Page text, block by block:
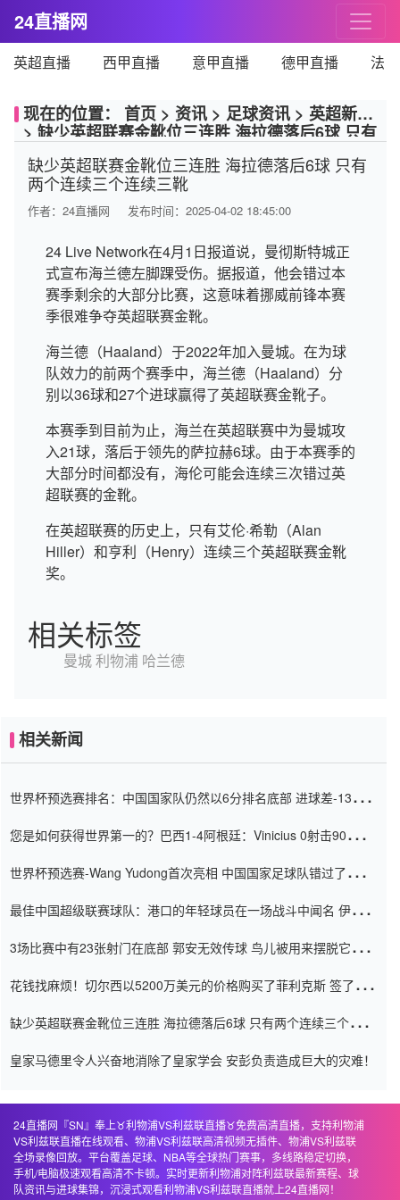
24直播网
英超直播 西甲直播 意甲直播 德甲直播 法
现在的位置： 首页 > 资讯 > 足球资讯 > 英超新闻
> 缺少英超联赛金靴位三连胜 海拉德落后6球 只有
缺少英超联赛金靴位三连胜 海拉德落后6球 只有
两个连续三个连续三靴
作者： 24直播网 发布时间：2025-04-02 18:45:00
24 Live Network在4月1日报道说，曼彻斯特城正
式宣布海兰德左脚踝受伤。据报道，他会错过本
赛季剩余的大部分比赛，这意味着挪威前锋本赛
季很难争夺英超联赛金靴。
海兰德（Haaland）于2022年加入曼城。在为球
队效力的前两个赛季中，海兰德（Haaland）分
别以36球和27个进球赢得了英超联赛金靴子。
本赛季到目前为止，海兰在英超联赛中为曼城攻
入21球，落后于领先的萨拉赫6球。由于本赛季的
大部分时间都没有，海伦可能会连续三次错过英
超联赛的金靴。
在英超联赛的历史上，只有艾伦·希勒（Alan
Hiller）和亨利（Henry）连续三个英超联赛金靴
奖。
相关标签
曼城利物浦 哈兰德
相关新闻
世界杯预选赛排名：中国国家队仍然以6分排名底部 进球差-13令人
您是如何获得世界第一的？巴西1-4阿根廷：Vinicius 0射击90分钟
世界杯预选赛-Wang Yudong首次亮相 中国国家足球队错过了世界
最佳中国超级联赛球队：港口的年轻球员在一场战斗中闻名 伊万放
3场比赛中有23张射门在底部 郭安无效传球 鸟儿被用来摆脱它
花钱找麻烦！切尔西以5200万美元的价格购买了菲利克斯 签了7年
缺少英超联赛金靴位三连胜 海拉德落后6球 只有两个连续三个连续
皇家马德里令人兴奋地消除了皇家学会 安彭负责造成巨大的灾难！
24直播网『SN』奉上♉️利物浦VS利兹联直播♉️免费高清直播，支持利物浦
VS利兹联直播在线观看、物浦VS利兹联高清视频无插件、物浦VS利兹联
全场录像回放。平台覆盖足球、NBA等全球热门赛事，多线路稳定切换，
手机/电脑极速观看高清不卡顿。实时更新利物浦对阵利兹联最新赛程、球
队资讯与进球集锦，沉浸式观看利物浦VS利兹联直播就上24直播网！